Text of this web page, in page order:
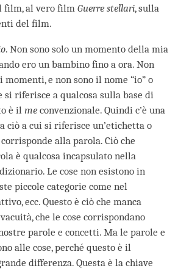
film, al vero film Guerre stellari, sulla
del film.
. Non sono solo un momento della mia
ero un bambino fino a ora. Non
momenti, e non sono il nome “io” o
si riferisce a qualcosa sulla base di
è il me convenzionale. Quindi c’è una
ciò a cui si riferisce un’etichetta o
alla parola. Ciò che
è qualcosa incapsulato nella
Le cose non esistono in
piccole categorie come nel
ecc. Questo è ciò che manca
che le cose corrispondano
parole e concetti. Ma le parole e
alle cose, perché questo è il
differenza. Questa è la chiave